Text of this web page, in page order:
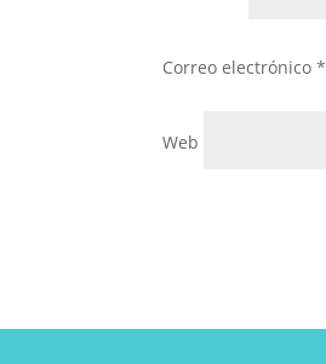
Correo electrónico*
Web